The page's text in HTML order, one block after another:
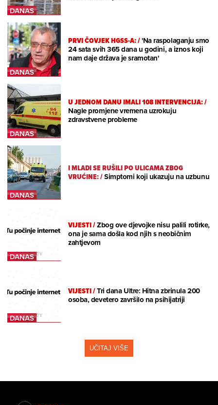
PRVI ČOVJEK HGSS-A:/'Na raspolaganju smo
24 sata svih 365 dana u godini, a iznos koji
nam daje država je sramotan'
U JEDNOM DANU IMALI 108 INTERVENCIJA:/
Nagle promjene vremena uzrokuju
zdravstvene probleme
I MLADI SE RUŠILI PO ULICAMA ZBOG
VRUĆINE:/Simptomi koji ukazuju na uzbunu
VIJESTI/Zbog ove djevojke nisu palili rotirke,
ona je sama došla kod njih s neobičnim
zahtjevom
VIJESTI/Tri dana Ultre: Hitna zbrinula 200
osoba, devetero završilo na psihijatriji
UČITAJ VIŠE